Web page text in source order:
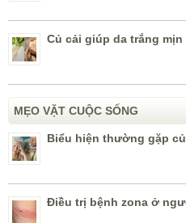
Củ cải giúp da trắng mịn
MẸO VẶT CUỘC SỐNG
Biểu hiện thường gặp
Điều trị bệnh zona ở